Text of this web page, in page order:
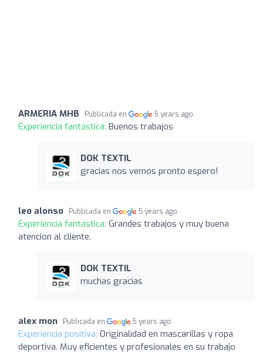
ARMERIA MHB Publicada en 5 years ago
Experiencia fantástica: Buenos trabajos
DOK TEXTIL
gracias nos vemos pronto espero!
leo alonso Publicada en 5 years ago
Experiencia fantástica: Grandes trabajos y muy buena
atencion al cliente.
DOK TEXTIL
muchas gracias
alex mon Publicada en 5 years ago
Experiencia positiva: Originalidad en mascarillas y ropa
deportiva. Muy eficientes y profesionales en su trabajo